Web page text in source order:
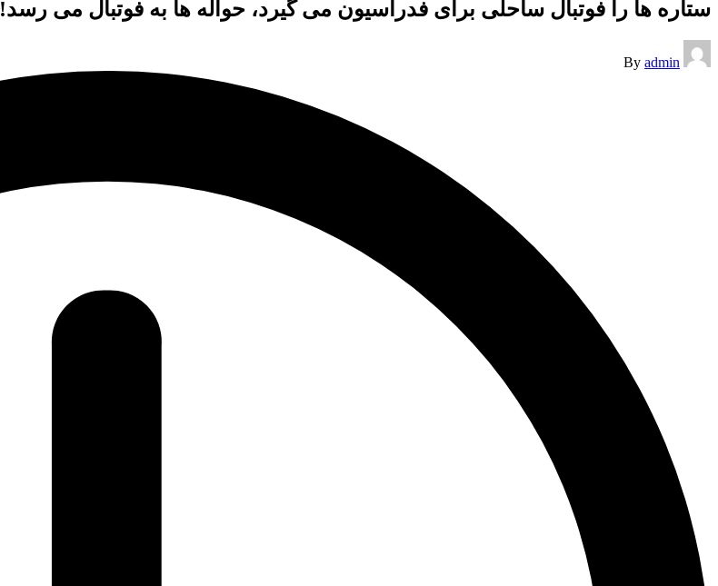
ستاره ها را فوتبال ساحلی برای فدراسیون می گیرد، حواله ها به فوتبال می رسد!
Posted
by
By admin